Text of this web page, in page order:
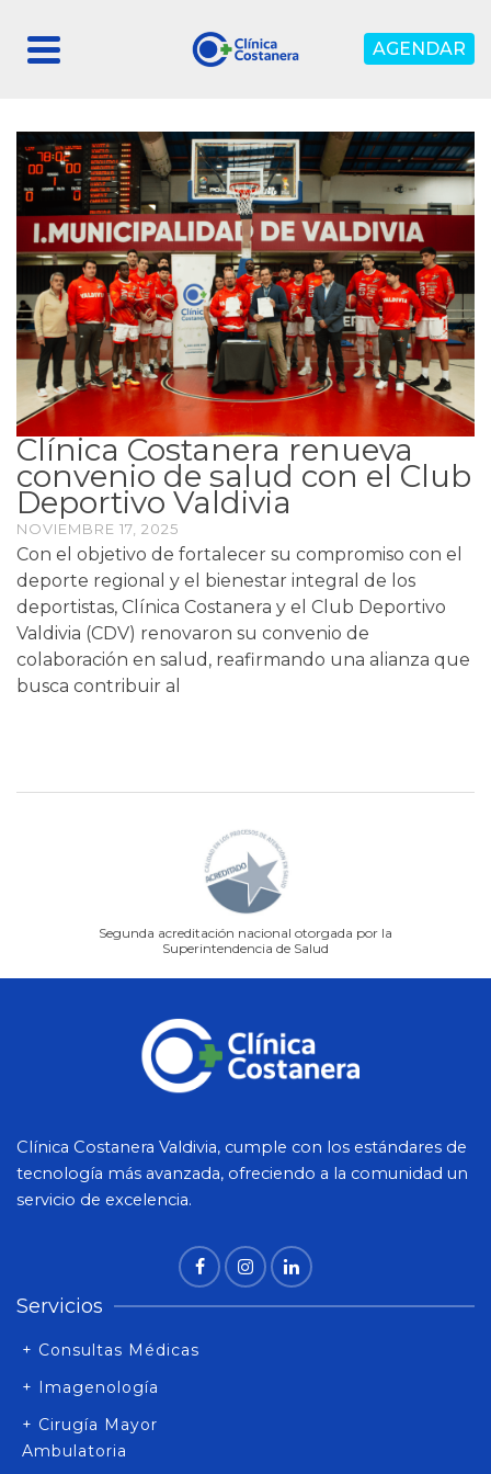
AGENDAR
Clínica Costanera renueva
convenio de salud con el Club
Deportivo Valdivia
NOVIEMBRE 17, 2025
Con el objetivo de fortalecer su compromiso con el
deporte regional y el bienestar integral de los
deportistas, Clínica Costanera y el Club Deportivo
Valdivia (CDV) renovaron su convenio de
colaboración en salud, reafirmando una alianza que
busca contribuir al
Segunda acreditación nacional otorgada por la
Superintendencia de Salud
Clínica Costanera Valdivia, cumple con los estándares de
tecnología más avanzada, ofreciendo a la comunidad un
servicio de excelencia.
Servicios
+ Consultas Médicas
+ Imagenología
+ Cirugía Mayor
Ambulatoria